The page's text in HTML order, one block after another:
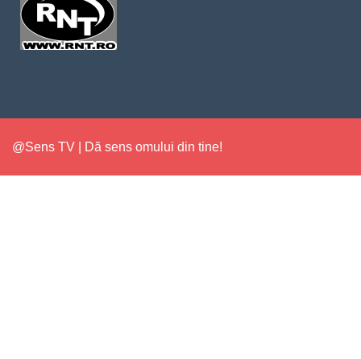
@Sens TV | Dă sens omului din tine!